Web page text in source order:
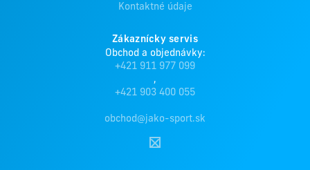
Kontaktné údaje
Zákaznícky servis
Obchod a objednávky:
+421 911 977 099
,
+421 903 400 055
obchod@jako-sport.sk